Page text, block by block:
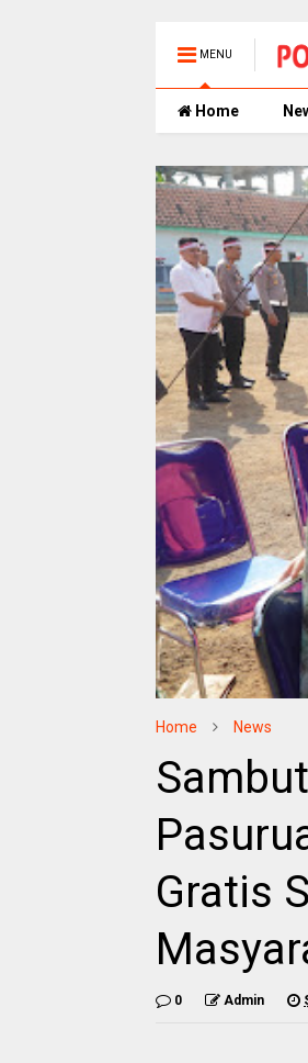
MENU
Home
Home News
Gratis
0 Admin